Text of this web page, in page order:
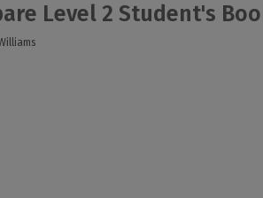
Level 2 Student's